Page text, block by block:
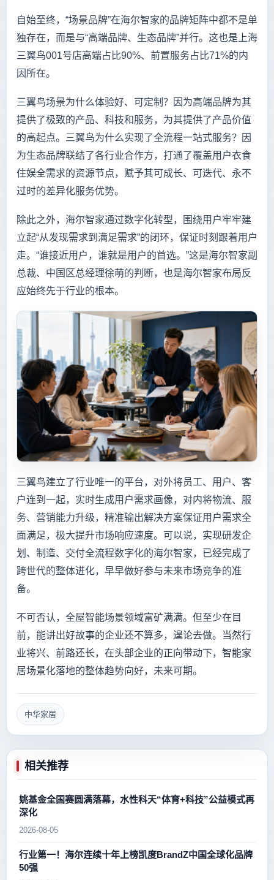
自始至终，“场景品牌”在海尔智家的品牌矩阵中都不是单
独存在，而是与“高端品牌、生态品牌”并行。这也是上海
三翼鸟001号店高端占比90%、前置服务占比71%的内
因所在。
三翼鸟场景为什么体验好、可定制？因为高端品牌为其
提供了极致的产品、科技和服务，为其提供了产品价值
的高起点。三翼鸟为什么实现了全流程一站式服务？因
为生态品牌联结了各行业合作方，打通了覆盖用户衣食
住娱全需求的资源节点，赋予其可成长、可迭代、永不
过时的差异化服务优势。
除此之外，海尔智家通过数字化转型，围绕用户牢牢建
立起“从发现需求到满足需求”的闭环，保证时刻跟着用户
走。“谁接近用户，谁就是用户的首选。”这是海尔智家副
总裁、中国区总经理徐萌的判断，也是海尔智家布局反
应始终先于行业的根本。
三翼鸟建立了行业唯一的平台，对外将员工、用户、客
户连到一起，实时生成用户需求画像，对内将物流、服
务、营销能力升级，精准输出解决方案保证用户需求全
面满足，极大提升市场响应速度。可以说，实现研发企
划、制造、交付全流程数字化的海尔智家，已经完成了
跨世代的整体进化，早早做好参与未来市场竞争的准
备。
不可否认，全屋智能场景领域富矿满满。但至少在目
前，能讲出好故事的企业还不算多，遑论去做。当然行
业将兴、前路还长，在头部企业的正向带动下，智能家
居场景化落地的整体趋势向好，未来可期。
中华家居
相关推荐
姚基金全国赛圆满落幕，水性科天“体育+科技”公益模式再
深化
2026-08-05
行业第一！海尔连续十年上榜凯度BrandZ中国全球化品牌
50强